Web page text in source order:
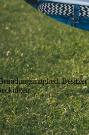
Besitzer